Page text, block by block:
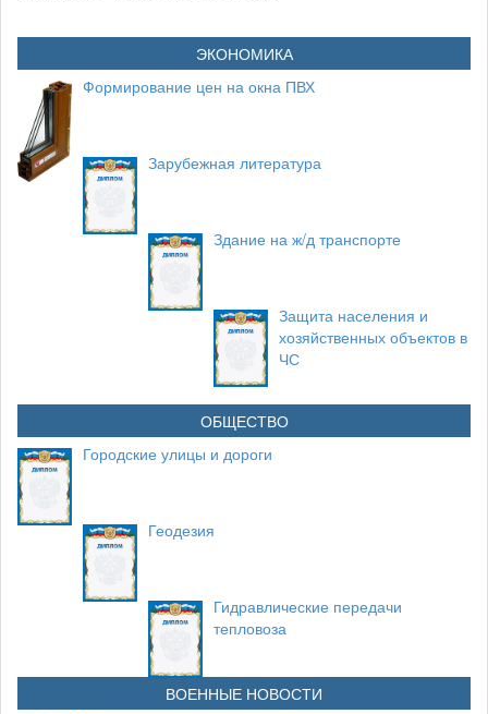
ЭКОНОМИКА
Формирование цен на окна ПВХ
Зарубежная литература
Здание на ж/д транспорте
Защита населения и
хозяйственных объектов в
ЧС
ОБЩЕСТВО
Городские улицы и дороги
Геодезия
Гидравлические передачи
тепловоза
ВОЕННЫЕ НОВОСТИ